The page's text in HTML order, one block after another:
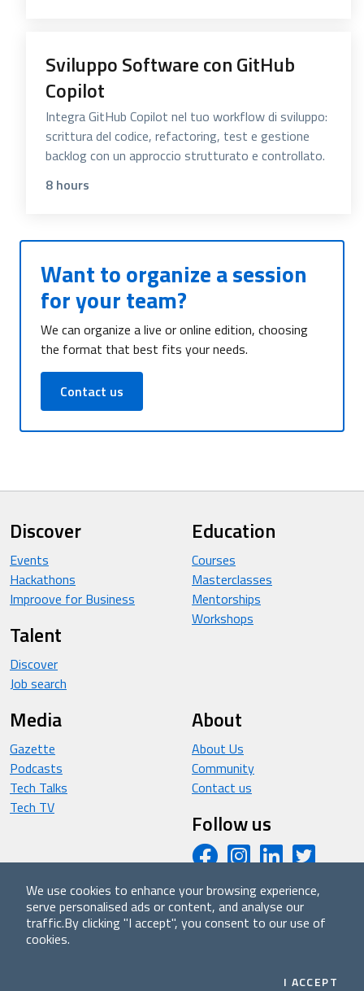
We use cookies to enhance your browsing experience,
serve personalised ads or content, and analyse our
traffic.By clicking "I accept", you consent to our use of
cookies.
I ACCEPT
Sviluppo Software con GitHub
Copilot
Integra GitHub Copilot nel tuo workflow di sviluppo:
scrittura del codice, refactoring, test e gestione
backlog con un approccio strutturato e controllato.
8 hours
Want to organize a session
for your team?
We can organize a live or online edition, choosing
the format that best fits your needs.
Contact us
Discover
Events
Hackathons
Improove for Business
Talent
Discover
Job search
Education
Courses
Masterclasses
Mentorships
Workshops
Media
Gazette
Podcasts
Tech Talks
Tech TV
About
About Us
Community
Contact us
Follow us
© 2026 - Improove (made with ❤️ in Milan by Managed
Designs S.r.l.) - Partita IVA 04358780965